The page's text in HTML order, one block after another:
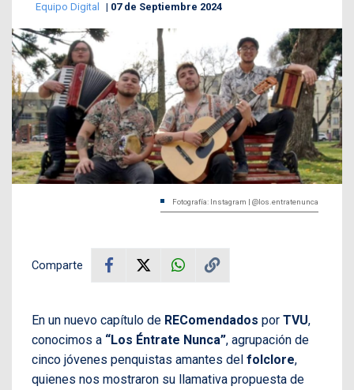
Equipo Digital 07 de Septiembre 2024
Fotografía: Instagram | @los.entratenunca
Comparte
En un nuevo capítulo de REComendados por TVU,
conocimos a “Los Éntrate Nunca”, agrupación de
cinco jóvenes penquistas amantes del folclore,
quienes nos mostraron su llamativa propuesta de